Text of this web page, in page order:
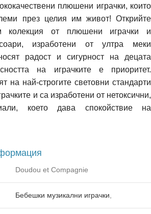
плюшени играчки, които
през целия им живот! Открийте
колекция от плюшени играчки и
изработени от ултра меки
радост и сигурност на децата
на играчките е приоритет.
на най-строгите световни стандарти
и са изработени от нетоксични,
което дава спокойствие на
Doudou et Compagnie
Бебешки музикални играчки